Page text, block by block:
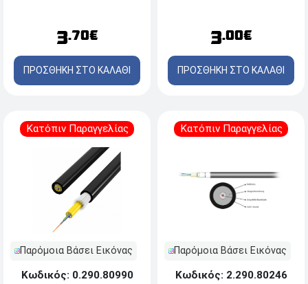
3.70€
ΠΡΟΣΘΗΚΗ ΣΤΟ ΚΑΛΑΘΙ
3.00€
ΠΡΟΣΘΗΚΗ ΣΤΟ ΚΑΛΑΘΙ
Κατόπιν Παραγγελίας
Παρόμοια Βάσει Εικόνας
Κωδικός: 0.290.80990
Κατόπιν Παραγγελίας
Παρόμοια Βάσει Εικόνας
Κωδικός: 2.290.80246